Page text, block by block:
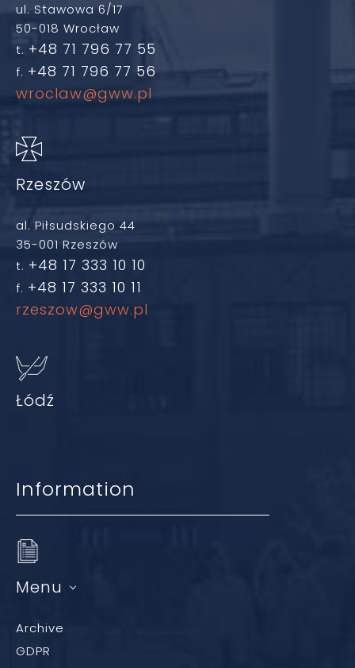
ul. Stawowa 6/17
50-018 Wrocław
t. +48 71 796 77 55
f. +48 71 796 77 56
wroclaw@gww.pl
Rzeszów
al. Piłsudskiego 44
35-001 Rzeszów
t. +48 17 333 10 10
f. +48 17 333 10 11
rzeszow@gww.pl
Łódź
Information
Menu
Archive
GDPR